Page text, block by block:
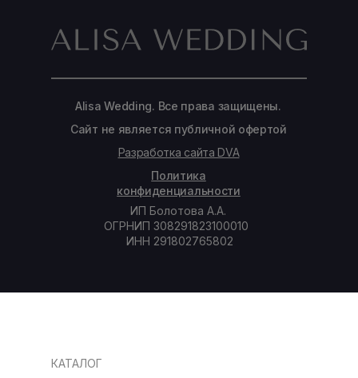
Alisa Wedding. Все права защищены.
Сайт не является публичной офертой
Политика
конфиденциальности
Разработка сайта DVA
ИП Болотова А.А.
ОГРНИП 308291823100010
ИНН 291802765802
КАТАЛОГ